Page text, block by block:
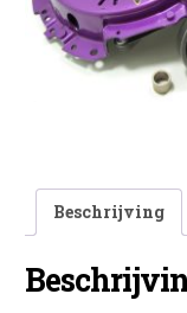
Beschrijving